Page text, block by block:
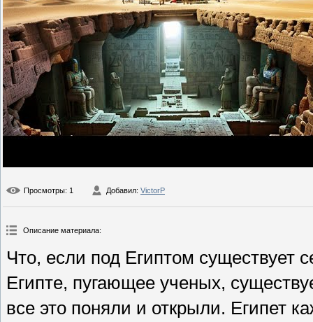
Просмотры: 1 Добавил: VictorP
Описание материала:
Что, если под Египтом существует
Египте, пугающее ученых,
все это поняли и открыли. Египет